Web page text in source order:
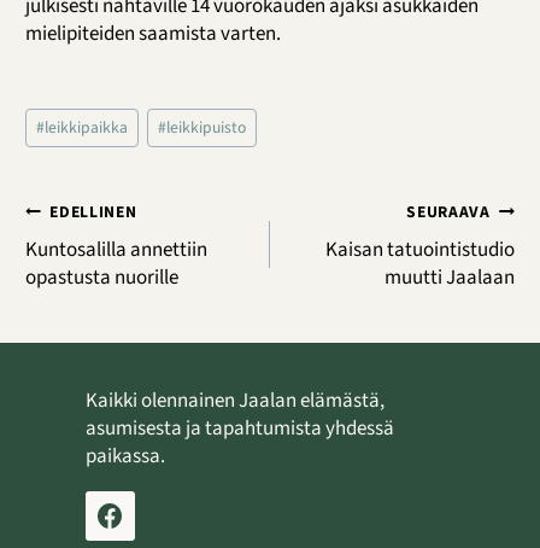
julkisesti nähtäville 14 vuorokauden ajaksi asukkaiden
mielipiteiden saamista varten.
Avainsanat:
#leikkipaikka #leikkipuisto
Artikkelien
selaus
EDELLINEN
Kuntosalilla annettiin
opastusta nuorille
SEURAAVA
Kaisan tatuointistudio
muutti Jaalaan
Kaikki olennainen Jaalan elämästä,
asumisesta ja tapahtumista yhdessä
paikassa.